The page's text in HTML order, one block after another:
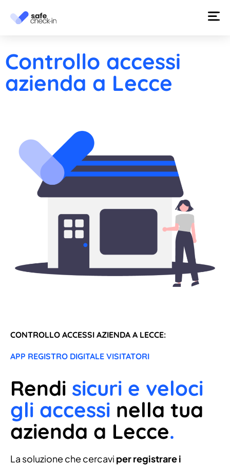
Controllo accessi
azienda a Lecce
CONTROLLO ACCESSI AZIENDA A LECCE:
APP REGISTRO DIGITALE VISITATORI
Rendi sicuri e veloci
gli accessi nella tua
azienda a Lecce.
La soluzione che cercavi per registrare i